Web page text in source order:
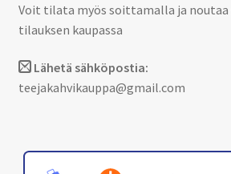
Voit tilata myös soittamalla ja noutaa
tilauksen kaupassa
Lähetä sähköpostia:
teejakahvikauppa@gmail.com